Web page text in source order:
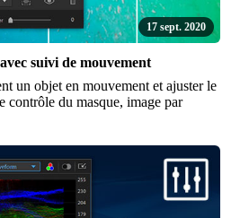
17 sept. 2020
suivi de mouvement
un objet en mouvement et ajuster le
contrôle du masque, image par